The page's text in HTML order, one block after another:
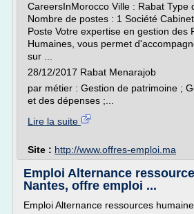
CareersInMorocco Ville : Rabat Type
Nombre de postes : 1 Société
Poste Votre expertise en gestion des
Humaines, vous permet
sur ...
28/12/2017 Rabat Menarajob
par métier : Gestion de patrimoine ;
et des dépenses ;...
Lire la suite
Site : http://www.offres-emploi.ma
Emploi Alternance
Nantes, offre emploi ...
Emploi Alternance ressources